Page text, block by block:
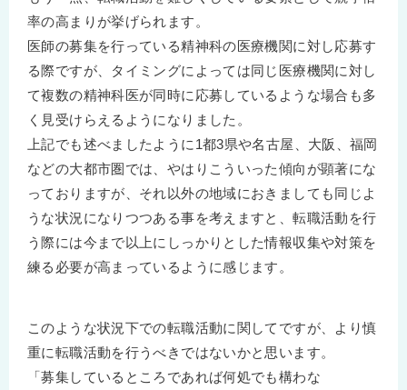
率の高まりが挙げられます。
医師の募集を行っている精神科の医療機関に対し応募す
る際ですが、タイミングによっては同じ医療機関に対し
て複数の精神科医が同時に応募しているような場合も多
く見受けらえるようになりました。
上記でも述べましたように1都3県や名古屋、大阪、福岡
などの大都市圏では、やはりこういった傾向が顕著にな
っておりますが、それ以外の地域におきましても同じよ
うな状況になりつつある事を考えますと、転職活動を行
う際には今まで以上にしっかりとした情報収集や対策を
練る必要が高まっているように感じます。
このような状況下での転職活動に関してですが、より慎
重に転職活動を行うべきではないかと思います。
「募集しているところであれば何処でも構わな